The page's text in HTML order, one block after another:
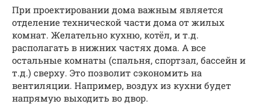
При проектировании дома важным является
отделение технической части дома от жилых
комнат. Желательно кухню, котёл, и т.д.
располагать в нижних частях дома. А все
остальные комнаты (спальня, спортзал, бассейн и
т.д.) сверху. Это позволит сэкономить на
вентиляции. Например, воздух из кухни будет
напрямую выходить во двор.